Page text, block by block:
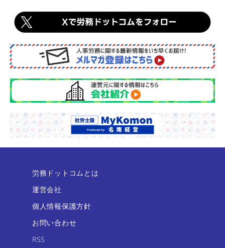
労務ドットコムとは
運営会社
個人情報保護方針
お問い合わせ
RSS